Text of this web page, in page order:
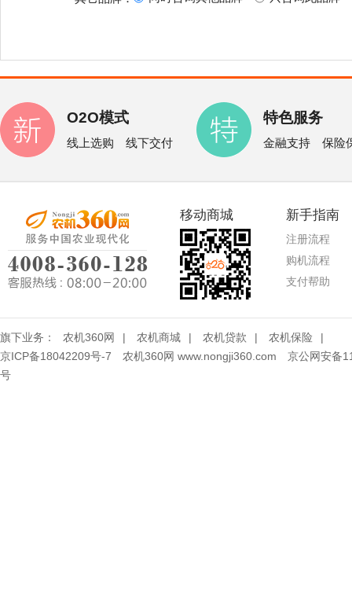
O2O模式
线上选购 线下交付
特色服务
金融支持 保险
移动商城 新手指南
注册流程
购机流程
支付帮助
旗下业务： 农机360网 | 农机商城 | 农机贷款 | 农机保险
|
京ICP备18042209号-7 农机360网 www.nongji360.com 京公网安备
号